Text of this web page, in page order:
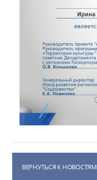
ВЕРНУТЬСЯ К НОВОСТЯМ